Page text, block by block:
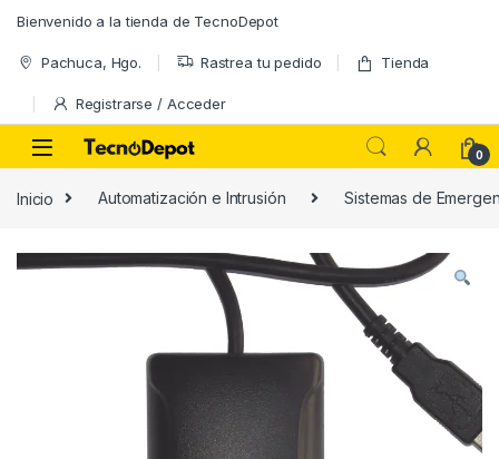
Bienvenido a la tienda de TecnoDepot
Pachuca, Hgo. Rastrea tu pedido Tienda
Registrarse / Acceder
0
Inicio Automatización e Intrusión Sistemas de